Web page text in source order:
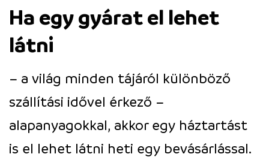
Ha egy gyárat el lehet
látni
– a világ minden tájáról különböző
szállítási idővel érkező –
alapanyagokkal, akkor egy háztartást
is el lehet látni heti egy bevásárlással.